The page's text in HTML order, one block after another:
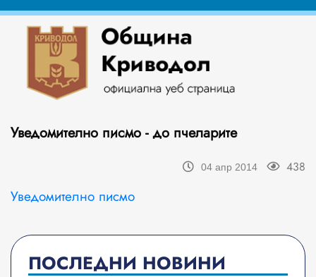
Уведомително писмо - до пчеларите
04 апр 2014 438
Уведомително писмо
ПОСЛЕДНИ НОВИНИ